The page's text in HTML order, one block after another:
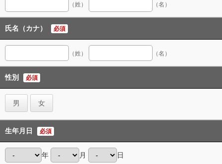
（姓） （名）
氏名（カナ） 必須
（姓） （名）
性別 必須
男 女
生年月日 必須
年 月 日